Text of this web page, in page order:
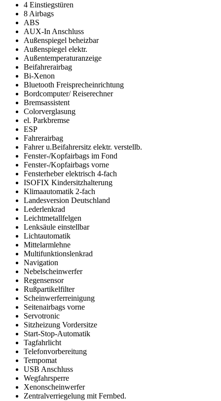
4 Einstiegstüren
8 Airbags
ABS
AUX-In Anschluss
Außenspiegel beheizbar
Außenspiegel elektr.
Außentemperaturanzeige
Beifahrerairbag
Bi-Xenon
Bluetooth Freisprecheinrichtung
Bordcomputer/ Reiserechner
Bremsassistent
Colorverglasung
el. Parkbremse
ESP
Fahrerairbag
Fahrer u.Beifahrersitz elektr. verstellb.
Fenster-/Kopfairbags im Fond
Fenster-/Kopfairbags vorne
Fensterheber elektrisch 4-fach
ISOFIX Kindersitzhalterung
Klimaautomatik 2-fach
Landesversion Deutschland
Lederlenkrad
Leichtmetallfelgen
Lenksäule einstellbar
Lichtautomatik
Mittelarmlehne
Multifunktionslenkrad
Navigation
Nebelscheinwerfer
Regensensor
Rußpartikelfilter
Scheinwerferreinigung
Seitenairbags vorne
Servotronic
Sitzheizung Vordersitze
Start-Stop-Automatik
Tagfahrlicht
Telefonvorbereitung
Tempomat
USB Anschluss
Wegfahrsperre
Xenonscheinwerfer
Zentralverriegelung mit Fernbed.